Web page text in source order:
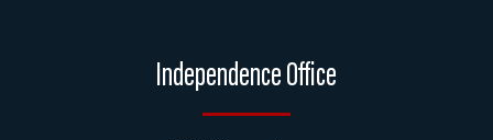
Independence Office